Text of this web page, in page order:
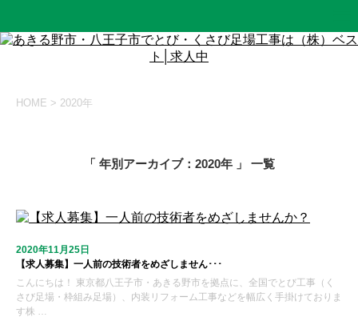
HOME > 2020年
「 年別アーカイブ：2020年 」 一覧
2020年11月25日
【求人募集】一人前の技術者をめざしません･･･
こんにちは！ 東京都八王子市・あきる野市を拠点に、全国でとび工事（く
さび足場・枠組み足場）、内装リフォーム工事などを幅広く手掛けておりま
す株 …